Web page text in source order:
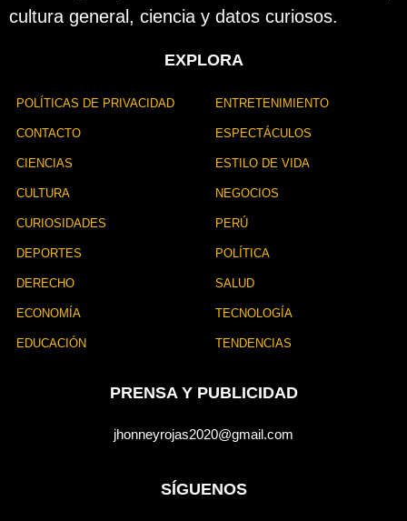
cultura general, ciencia y datos curiosos.
EXPLORA
POLÍTICAS DE PRIVACIDAD
CONTACTO
CIENCIAS
CULTURA
CURIOSIDADES
DEPORTES
DERECHO
ECONOMÍA
EDUCACIÓN
ENTRETENIMIENTO
ESPECTÁCULOS
ESTILO DE VIDA
NEGOCIOS
PERÚ
POLÍTICA
SALUD
TECNOLOGÍA
TENDENCIAS
PRENSA Y PUBLICIDAD
jhonneyrojas2020@gmail.com
SÍGUENOS